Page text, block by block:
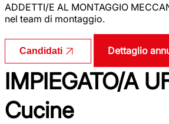
ADDETTI/E AL MONTAGGIO
nel team di montaggio.
Candidati Dettaglio
IMPIEGATO/A
Cucine